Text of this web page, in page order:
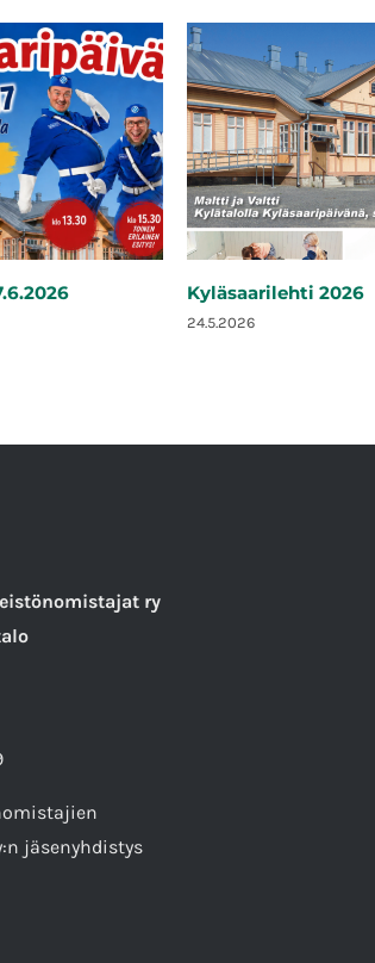
Kyläsaarilehti 2026
24.5.2026
ry
:n jäsenyhdistys